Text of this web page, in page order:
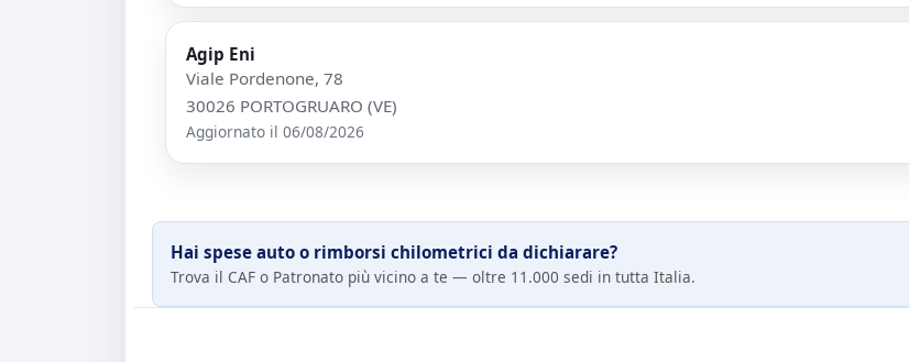
Agip Eni
Viale Pordenone, 78
30026 PORTOGRUARO (VE)
Aggiornato il 06/08/2026
Hai spese auto o rimborsi chilometrici da dichiarare?
Trova il CAF o Patronato più vicino a te — oltre 11.000 sedi in tutta Italia.